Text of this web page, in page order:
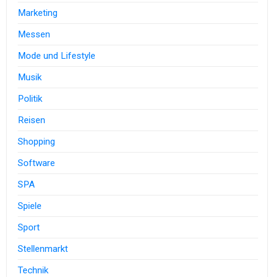
Marketing
Messen
Mode und Lifestyle
Musik
Politik
Reisen
Shopping
Software
SPA
Spiele
Sport
Stellenmarkt
Technik